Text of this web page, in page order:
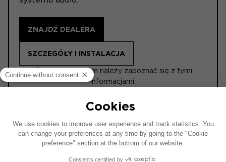
ZNAJDŹ DEALERA
SZCZEGÓŁY I INSTALACJA
ⓘ Przed zakupem należy zapoznać się z tymi
informacjami.
ACTIVE